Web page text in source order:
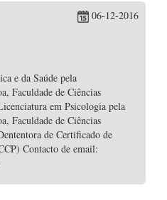
06-12-2016
e da Saúde pela
Faculdade de Ciências
em Psicologia pela
Faculdade de Ciências
de Certificado de
Contacto de email: